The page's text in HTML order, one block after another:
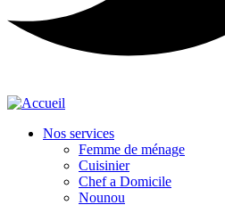
Nos services
Femme de ménage
Cuisinier
Chef a Domicile
Nounou